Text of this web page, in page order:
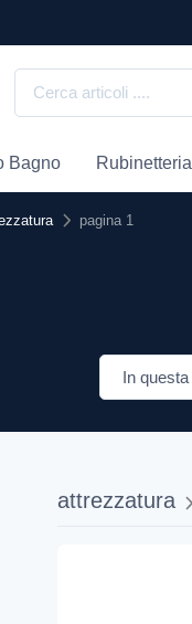
Bagno Rubinetteria
pagina 1
attrezzatura